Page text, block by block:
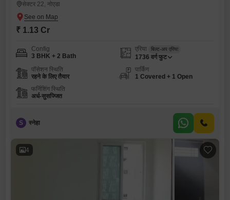
सेक्टर 22, नोएडा
₹ 1.13 Cr
Config
3 BHK + 2 Bath
एरिया बिल्ट-अप एरिया
1736 वर्ग फुट
पॉसेशन स्थिति
रहने के लिए तैयार
पार्किंग
1 Covered + 1 Open
फर्निशिंग स्थिति
अर्ध-सुसज्जित
S स्नेहा
4